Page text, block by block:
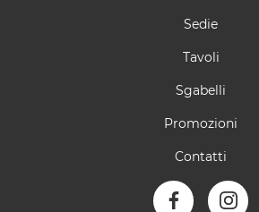
Sedie
Tavoli
Sgabelli
Promozioni
Contatti